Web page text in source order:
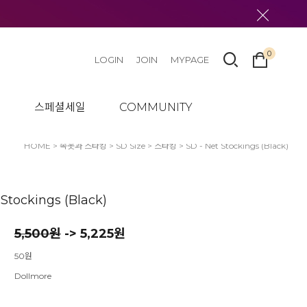
스페셜세일 COMMUNITY
LOGIN JOIN MYPAGE
0
HOME > 속옷과 스타킹 > SD Size > 스타킹 > SD - Net Stockings (Black)
(Black)
5,500원 -> 5,225원
50원
Dollmore